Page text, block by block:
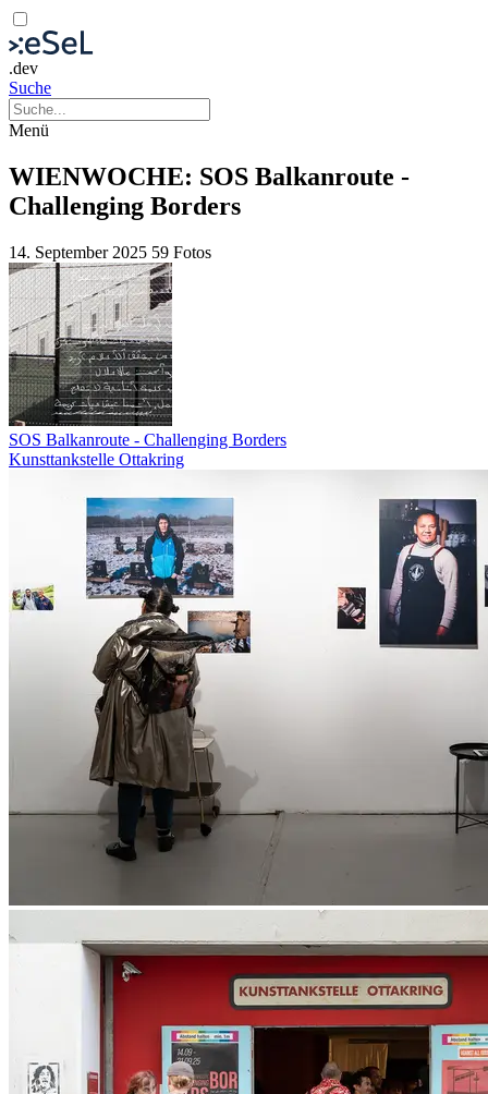
.dev
Suche
Menü
WIENWOCHE: SOS Balkanroute -
Challenging Borders
14. September 2025 59 Fotos
SOS Balkanroute - Challenging Borders
Kunsttankstelle Ottakring